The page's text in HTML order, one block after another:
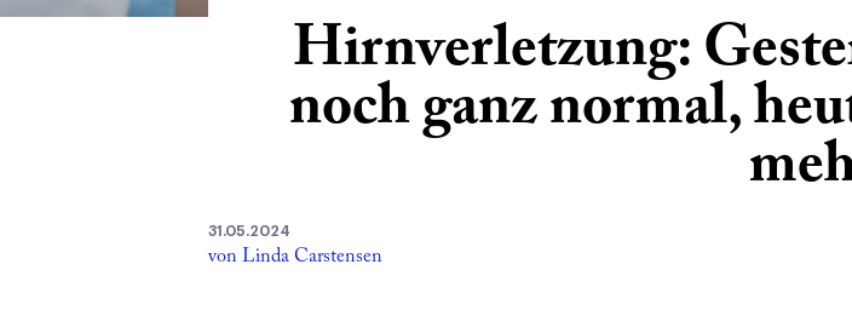
Hirnverletzung:
noch ganz normal,
31.05.2024
von Linda Carstensen